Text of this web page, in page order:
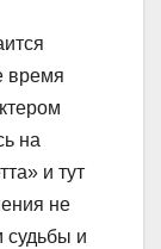
время
на
и тут
не
судьбы и